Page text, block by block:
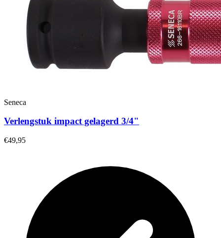
Seneca
Verlengstuk impact gelagerd 3/4"
€49,95